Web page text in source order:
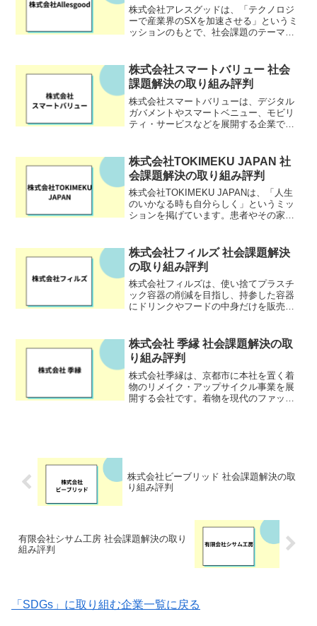
株式会社アレスグッドは、「テクノロジ
ーで産業界のSXを加速させる」というミ
ッションのもとで、社会課題のテーマか
活」は、ジェンダー平等、気候変動、地
方創生などの社会課題に取り...
株式会社スマートバリュー 社会
課題解決の取り組み評判
株式会社スマートバリューは、デジタル
ガバメントやスマートベニュー、モビリ
ティ・サービスなどを展開する企業で
の仕組みをフィジカルとデジタルの融合
によってデータを駆使した最...
株式会社TOKIMEKU JAPAN 社
会課題解決の取り組み評判
株式会社TOKIMEKU JAPANは、「人生
のいかなる時も自分らしく」というミッ
ションを掲げています。患者やその家
います。ケア・介護用品の開発から販
売、病院内の店舗運...
株式会社フィルズ 社会課題解決
の取り組み評判
株式会社フィルズは、使い捨てプラスチ
ック容器の削減を目指し、持参した容器
にドリンクやフードの中身だけを販売・
ークな視点からのアプローチは、環境問
題に関心を持つ消費者のニ...
株式会社 季縁 社会課題解決の取
り組み評判
株式会社季縁は、京都市に本社を置く着
物のリメイク・アップサイクル事業を展
開する会社です。着物を現代のファッシ
株式会社ビーブリッド 社会課題解決の取
り組み評判
有限会社シサム工房 社会課題解決の取り
組み評判
「SDGs」に取り組む企業一覧に戻る